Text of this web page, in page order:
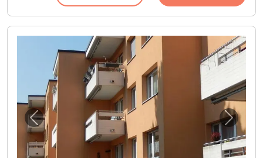
Image précédente pour "Lagerraumm zu